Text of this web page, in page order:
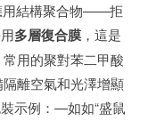
用結構聚合物——拒
多層復合膜 ，這是
用的聚對苯二甲酸
離空氣和光澤增顯
示例：—如如“盛鼠